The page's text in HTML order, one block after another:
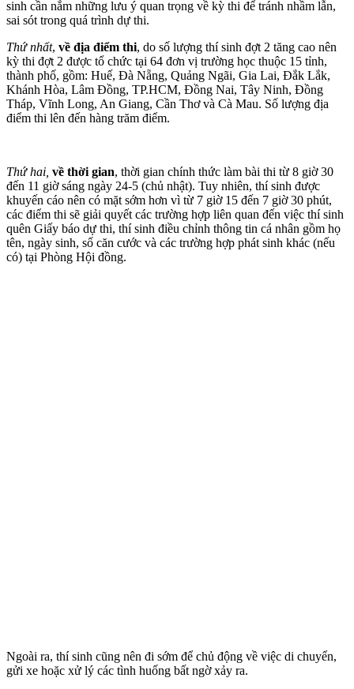
sinh cần nắm những lưu ý quan trọng về kỳ thi để tránh nhầm lẫn,
sai sót trong quá trình dự thi.
Thứ nhất, về địa điểm thi, do số lượng thí sinh đợt 2 tăng cao nên
kỳ thi đợt 2 được tổ chức tại 64 đơn vị trường học thuộc 15 tỉnh,
thành phố, gồm: Huế, Đà Nẵng, Quảng Ngãi, Gia Lai, Đắk Lắk,
Khánh Hòa, Lâm Đồng, TP.HCM, Đồng Nai, Tây Ninh, Đồng
Tháp, Vĩnh Long, An Giang, Cần Thơ và Cà Mau. Số lượng địa
điểm thi lên đến hàng trăm điểm.
Thứ hai, về thời gian, thời gian chính thức làm bài thi từ 8 giờ 30
đến 11 giờ sáng ngày 24-5 (chủ nhật). Tuy nhiên, thí sinh được
khuyến cáo nên có mặt sớm hơn vì từ 7 giờ 15 đến 7 giờ 30 phút,
các điểm thi sẽ giải quyết các trường hợp liên quan đến việc thí sinh
quên Giấy báo dự thi, thí sinh điều chỉnh thông tin cá nhân gồm họ
tên, ngày sinh, số căn cước và các trường hợp phát sinh khác (nếu
có) tại Phòng Hội đồng.
Ngoài ra, thí sinh cũng nên đi sớm để chủ động về việc di chuyển,
gửi xe hoặc xử lý các tình huống bất ngờ xảy ra.